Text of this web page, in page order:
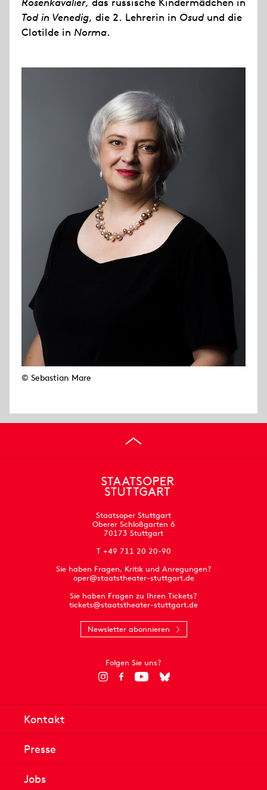
Tod in Venedig, die 2. Lehrerin in Osudund die
Clotilde in Norma.
© Sebastian Mare
Staatsoper Stuttgart
Oberer Schloßgarten 6
70173 Stuttgart
T +49 711 20 20-90
Sie haben Fragen, Kritik und Anregungen?
oper@staatstheater-stuttgart.de
Sie haben Fragen zu Ihren Tickets?
tickets@staatstheater-stuttgart.de
Newsletter abonnieren
Folgen Sie uns?
Kontakt
Presse
Jobs